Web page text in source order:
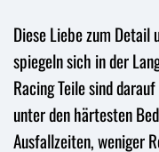
Diese Liebe zum Detail
spiegeln sich in der
Racing Teile sind
unter den härtesten
Ausfallzeiten, weniger